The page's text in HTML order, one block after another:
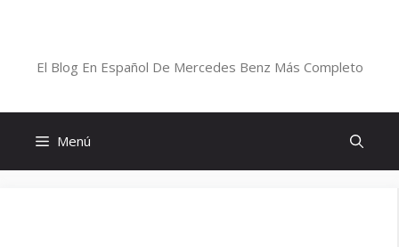
El Blog En Español De Mercedes Benz Más Completo
Menú